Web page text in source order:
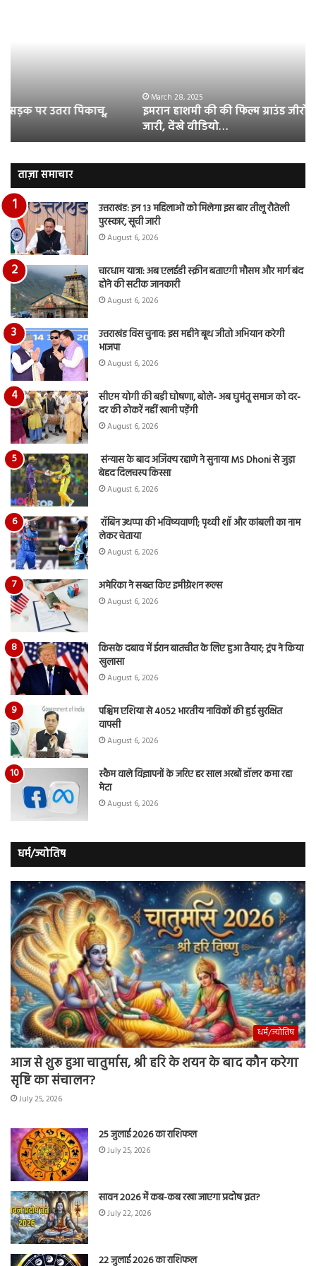
ऑफिशियल
जारी,
वीडियो…
इमरान हाशमी की की फिल्म ग्राउंड जीरो का ऑफिशियल टीजर
ताज़ा समाचार
उत्तराखंड: इन 13 महिलाओं को मिलेगा इस बार तीलू रौतेली
पुरस्कार, सूची जारी
August 6, 2026
चारधाम यात्रा: अब एलईडी स्क्रीन बताएगी मौसम और मार्ग बंद
होने की सटीक जानकारी
August 6, 2026
उत्तराखंड विस चुनाव: इस महीने बूथ जीतो अभियान करेगी
भाजपा
August 6, 2026
सीएम योगी की बड़ी घोषणा, बोले- अब घुमंतू समाज को दर-
दर की ठोकरें नहीं खानी पड़ेंगी
August 6, 2026
संन्यास के बाद अजिंक्‍य रहाणे ने सुनाया MS Dhoni से जुड़ा
बेहद दिलचस्प किस्सा
August 6, 2026
रॉबिन उथप्पा की भविष्यवाणी; पृथ्वी शॉ और कांबली का नाम
लेकर चेताया
August 6, 2026
अमेरिका ने सख्त किए इमीग्रेशन रूल्स
August 6, 2026
किसके दबाव में ईरान बातचीत के लिए हुआ तैयार; ट्रंप ने किया
खुलासा
August 6, 2026
पश्चिम एशिया से 4052 भारतीय नाविकों की हुई सुरक्षित
वापसी
August 6, 2026
स्कैम वाले विज्ञापनों के जरिए हर साल अरबों डॉलर कमा रहा
मेटा
August 6, 2026
धर्म/ज्योतिष
धर्म/ज्योतिष
आज से शुरू हुआ चातुर्मास, श्री हरि के शयन के बाद कौन करेगा
सृष्टि का संचालन?
July 25, 2026
25 जुलाई 2026 का राशिफल
July 25, 2026
सावन 2026 में कब-कब रखा जाएगा प्रदोष व्रत?
July 22, 2026
22 जुलाई 2026 का राशिफल